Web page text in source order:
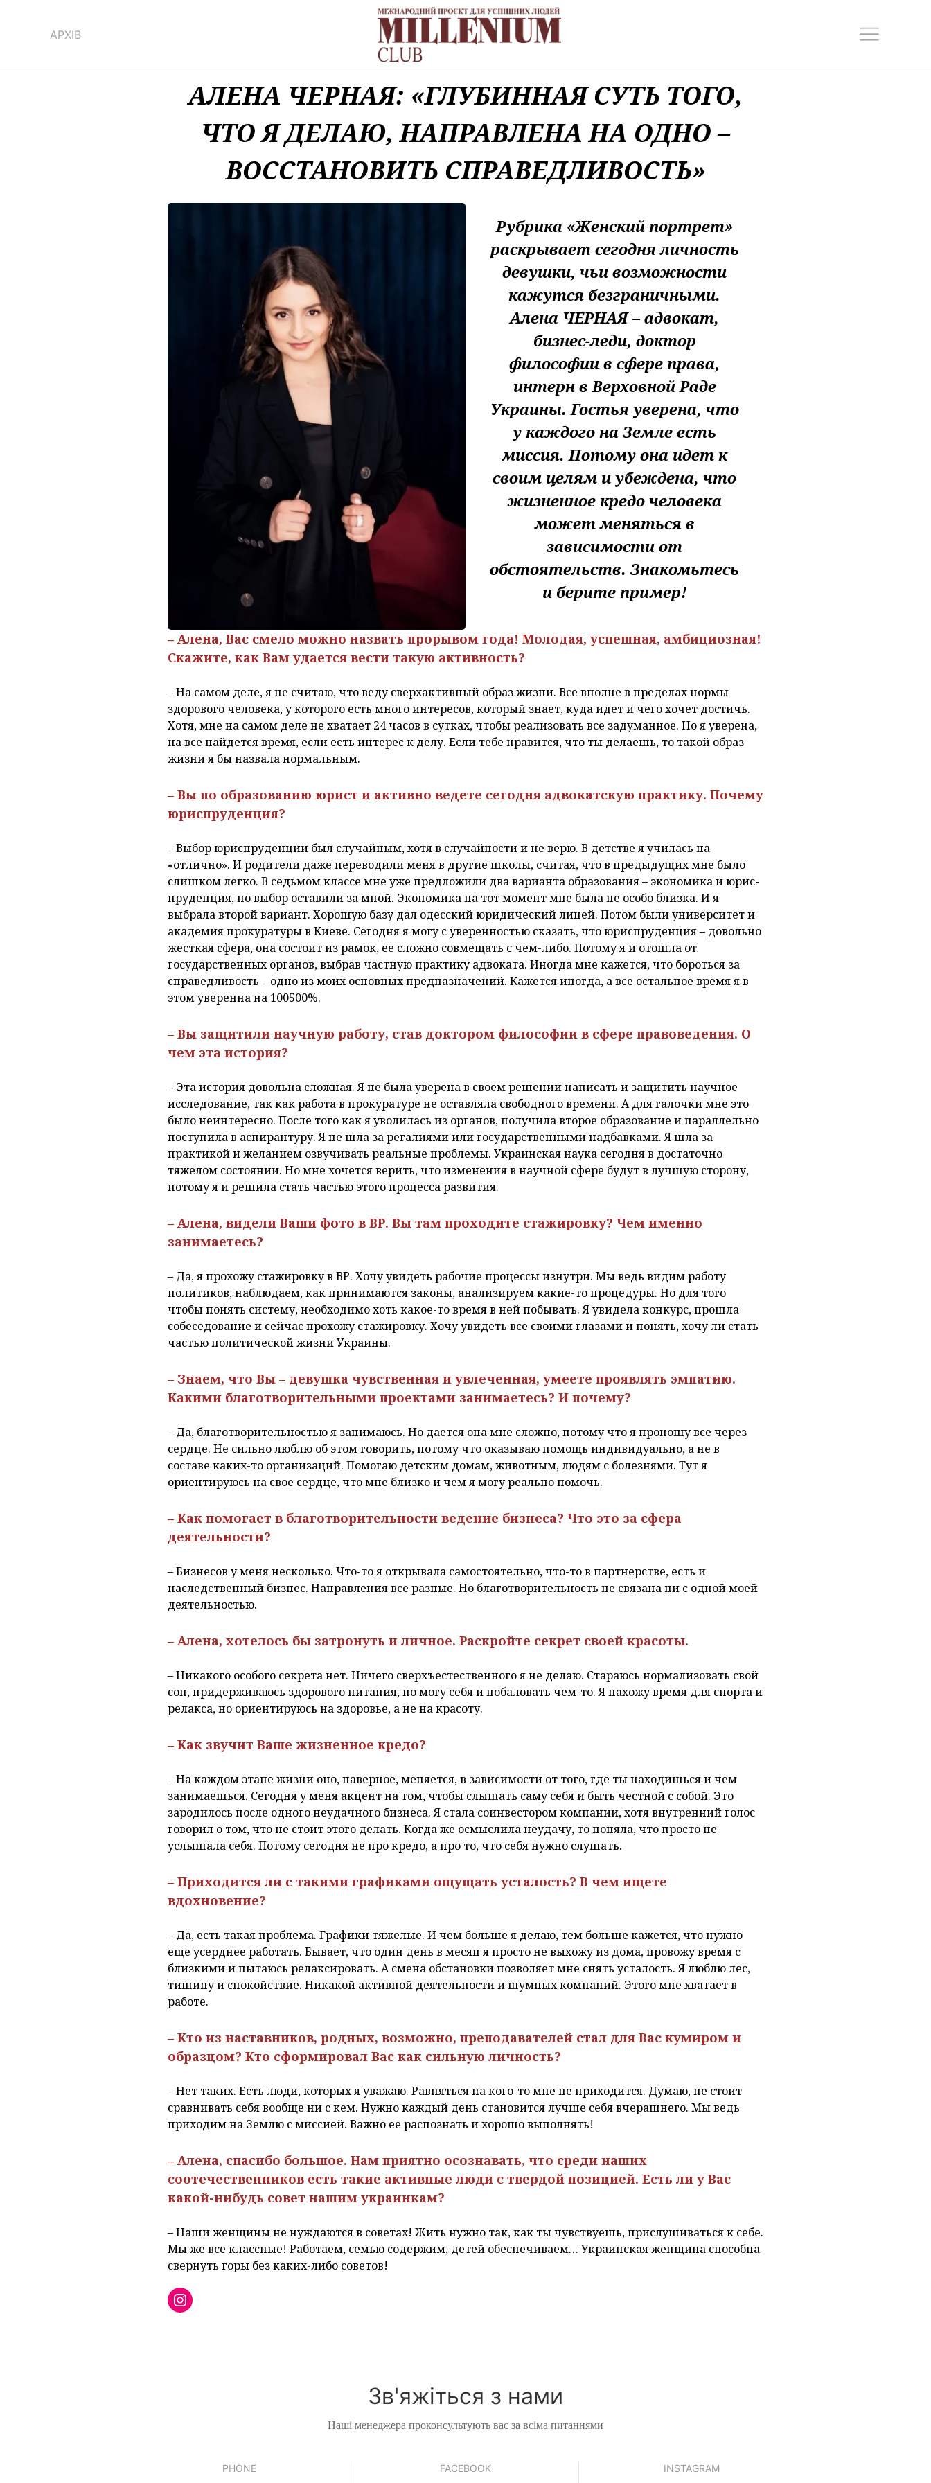
АРХІВ
АЛЕНА ЧЕРНАЯ: «ГЛУБИННАЯ СУТЬ ТОГО,
ЧТО Я ДЕЛАЮ, НАПРАВЛЕНА НА ОДНО –
ВОССТАНОВИТЬ СПРАВЕДЛИВОСТЬ»
Рубрика «Женский портрет»
раскрывает сегодня личность
девушки, чьи возможности
кажутся безграничными.
Алена ЧЕРНАЯ – адвокат,
бизнес-леди, доктор
философии в сфере права,
интерн в Верховной Раде
Украины. Гостья уверена, что
у каждого на Земле есть
миссия. Потому она идет к
своим целям и убеждена, что
жизненное кредо человека
может меняться в
зависимости от
обстоятельств. Знакомьтесь
и берите пример!
– Алена, Вас смело можно назвать прорывом года! Молодая, успешная, амбициозная!
Скажите, как Вам удается вести такую активность?
– На самом деле, я не считаю, что веду сверхактивный образ жизни. Все вполне в пределах нормы
здорового человека, у которого есть много интересов, который знает, куда идет и чего хочет достичь.
Хотя, мне на самом деле не хватает 24 часов в сутках, чтобы реализовать все задуманное. Но я уверена,
на все найдется время, если есть интерес к делу. Если тебе нравится, что ты делаешь, то такой образ
жизни я бы назвала нормальным.
– Вы по образованию юрист и активно ведете сегодня адвокатскую практику. Почему
юриспруденция?
– Выбор юриспруденции был случайным, хотя в случайности и не верю. В детстве я училась на
«отлично». И родители даже переводили меня в другие школы, считая, что в предыдущих мне было
слишком легко. В седьмом классе мне уже предложили два варианта образования – экономика и юрис-
пруденция, но выбор оставили за мной. Экономика на тот момент мне была не особо близка. И я
выбрала второй вариант. Хорошую базу дал одесский юридический лицей. Потом были университет и
академия прокуратуры в Киеве. Сегодня я могу с уверенностью сказать, что юриспруденция – довольно
жесткая сфера, она состоит из рамок, ее сложно совмещать с чем-либо. Потому я и отошла от
государственных органов, выбрав частную практику адвоката. Иногда мне кажется, что бороться за
справедливость – одно из моих основных предназначений. Кажется иногда, а все остальное время я в
этом уверенна на 100500%.
– Вы защитили научную работу, став доктором философии в сфере правоведения. О
чем эта история?
– Эта история довольна сложная. Я не была уверена в своем решении написать и защитить научное
исследование, так как работа в прокуратуре не оставляла свободного времени. А для галочки мне это
было неинтересно. После того как я уволилась из органов, получила второе образование и параллельно
поступила в аспирантуру. Я не шла за регалиями или государственными надбавками. Я шла за
практикой и желанием озвучивать реальные проблемы. Украинская наука сегодня в достаточно
тяжелом состоянии. Но мне хочется верить, что изменения в научной сфере будут в лучшую сторону,
потому я и решила стать частью этого процесса развития.
– Алена, видели Ваши фото в ВР. Вы там проходите стажировку? Чем именно
занимаетесь?
– Да, я прохожу стажировку в ВР. Хочу увидеть рабочие процессы изнутри. Мы ведь видим работу
политиков, наблюдаем, как принимаются законы, анализируем какие-то процедуры. Но для того
чтобы понять систему, необходимо хоть какое-то время в ней побывать. Я увидела конкурс, прошла
собеседование и сейчас прохожу стажировку. Хочу увидеть все своими глазами и понять, хочу ли стать
частью политической жизни Украины.
– Знаем, что Вы – девушка чувственная и увлеченная, умеете проявлять эмпатию.
Какими благотворительными проектами занимаетесь? И почему?
– Да, благотворительностью я занимаюсь. Но дается она мне сложно, потому что я проношу все через
сердце. Не сильно люблю об этом говорить, потому что оказываю помощь индивидуально, а не в
составе каких-то организаций. Помогаю детским домам, животным, людям с болезнями. Тут я
ориентируюсь на свое сердце, что мне близко и чем я могу реально помочь.
– Как помогает в благотворительности ведение бизнеса? Что это за сфера
деятельности?
– Бизнесов у меня несколько. Что-то я открывала самостоятельно, что-то в партнерстве, есть и
наследственный бизнес. Направления все разные. Но благотворительность не связана ни с одной моей
деятельностью.
– Алена, хотелось бы затронуть и личное. Раскройте секрет своей красоты.
– Никакого особого секрета нет. Ничего сверхъестественного я не делаю. Стараюсь нормализовать свой
сон, придерживаюсь здорового питания, но могу себя и побаловать чем-то. Я нахожу время для спорта и
релакса, но ориентируюсь на здоровье, а не на красоту.
– Как звучит Ваше жизненное кредо?
– На каждом этапе жизни оно, наверное, меняется, в зависимости от того, где ты находишься и чем
занимаешься. Сегодня у меня акцент на том, чтобы слышать саму себя и быть честной с собой. Это
зародилось после одного неудачного бизнеса. Я стала соинвестором компании, хотя внутренний голос
говорил о том, что не стоит этого делать. Когда же осмыслила неудачу, то поняла, что просто не
услышала себя. Потому сегодня не про кредо, а про то, что себя нужно слушать.
– Приходится ли с такими графиками ощущать усталость? В чем ищете
вдохновение?
– Да, есть такая проблема. Графики тяжелые. И чем больше я делаю, тем больше кажется, что нужно
еще усерднее работать. Бывает, что один день в месяц я просто не выхожу из дома, провожу время с
близкими и пытаюсь релаксировать. А смена обстановки позволяет мне снять усталость. Я люблю лес,
тишину и спокойствие. Никакой активной деятельности и шумных компаний. Этого мне хватает в
работе.
– Кто из наставников, родных, возможно, преподавателей стал для Вас кумиром и
образцом? Кто сформировал Вас как сильную личность?
– Нет таких. Есть люди, которых я уважаю. Равняться на кого-то мне не приходится. Думаю, не стоит
сравнивать себя вообще ни с кем. Нужно каждый день становится лучше себя вчерашнего. Мы ведь
приходим на Землю с миссией. Важно ее распознать и хорошо выполнять!
– Алена, спасибо большое. Нам приятно осознавать, что среди наших
соотечественников есть такие активные люди с твердой позицией. Есть ли у Вас
какой-нибудь совет нашим украинкам?
– Наши женщины не нуждаются в советах! Жить нужно так, как ты чувствуешь, прислушиваться к себе.
Мы же все классные! Работаем, семью содержим, детей обеспечиваем… Украинская женщина способна
свернуть горы без каких-либо советов!
Instagram
Зв'яжіться з нами
Наші менеджера проконсультують вас за всіма питаннями
PHONE FACEBOOK INSTAGRAM